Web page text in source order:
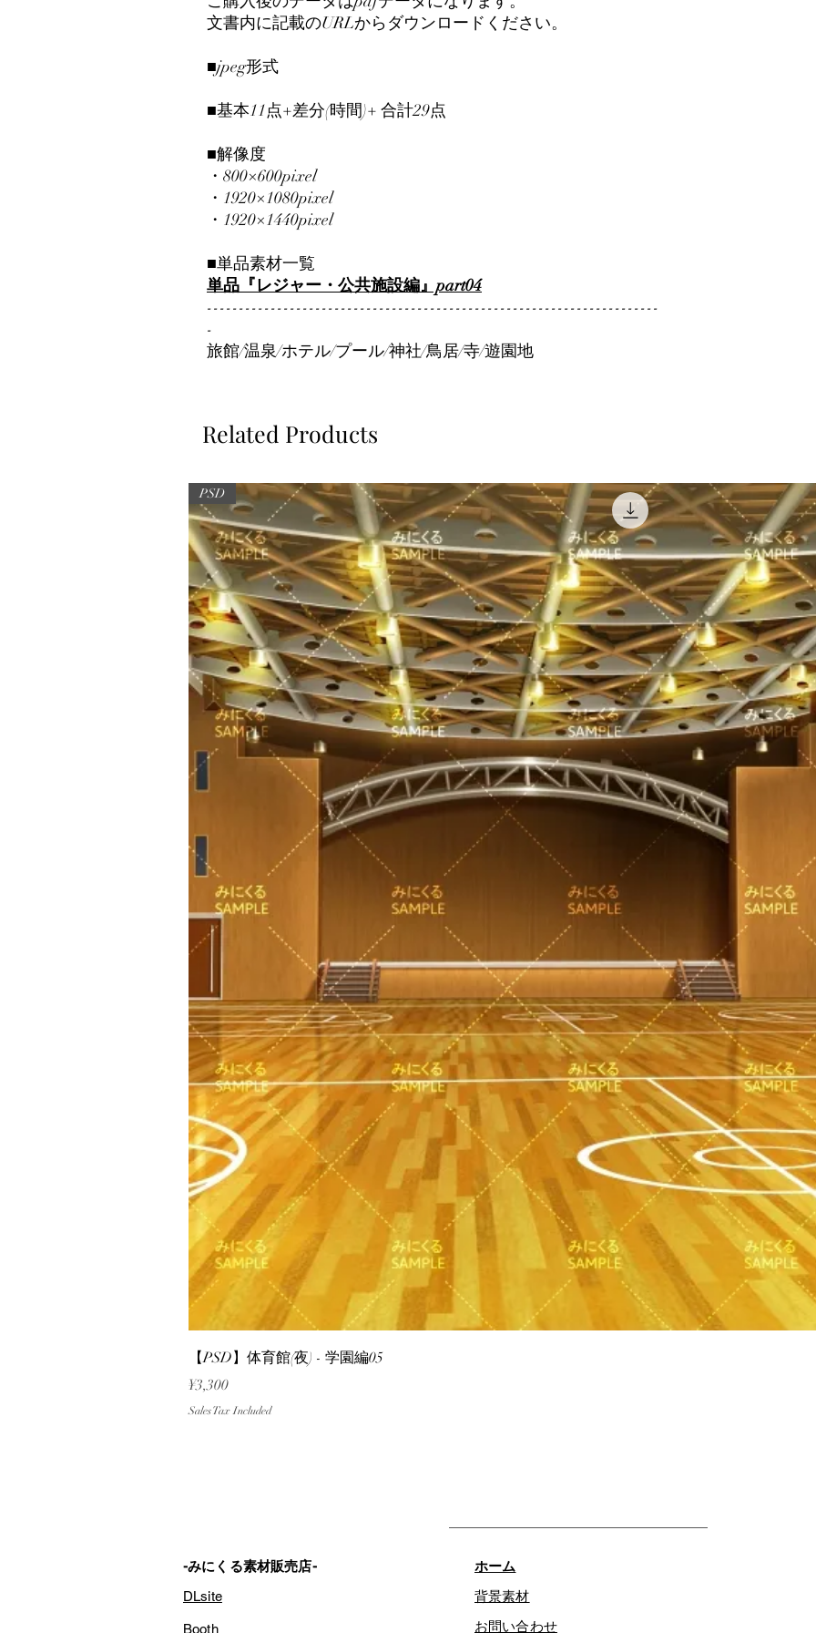
文書内に記載のURLからダウンロードください。
■jpeg形式
■基本11点+差分(時間)+ 合計29点
■解像度
・800×600pixel
・1920×1080pixel
・1920×1440pixel
■単品素材一覧
単品『レジャー・公共施設編』part04
-----------------------------------------------------------------------
-
旅館/温泉/ホテル/プール/神社/鳥居/寺/遊園地
Related Products
PSD
【PSD】体育館(夜) - 学園編05
Price
¥3,300
Sales Tax Included
-みにくる素材販売店-
DLsite
Booth
ホーム
背景素材
お問い合わせ